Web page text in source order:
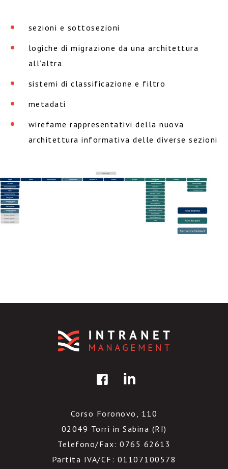
sezioni e sottosezioni
logiche di migrazione da una architettura
all’altra
sistemi di classificazione e filtro
metadati
wirefame rappresentativi della nuova
architettura informativa delle diverse sezioni
Corso Foronovo, 110
02049 Torri in Sabina (RI)
Telefono/Fax: 0765 62613
Partita IVA/CF: 01107100578